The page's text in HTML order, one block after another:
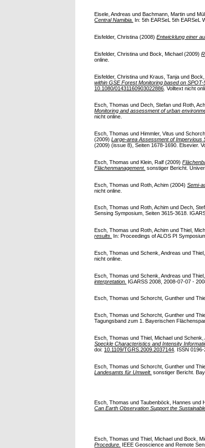
Eisele, Andreas und Bachmann, Martin und
Central Namibia.
In: 5th EARSeL 5th EARSeL
Eisfelder, Christina (2008)Entwicklung einer
Eisfelder, Christina undBock, Michael (2009)
online.
Eisfelder, Christina undKraus, Tanja und
within GSE Forest Monitoring based on SPOT-
10.1080/01431160903022886 . Volltext nicht
Esch, Thomas und Dech, Stefan und Roth,
Monitoring and assessment of urban
nicht online.
Esch, Thomas undHimmler, Vitus und
(2009)Large-area Assessment of Impervious
(2009) (issue 8), Seiten 1678-1690. Elsevier.
Esch, Thomas undKlein, Ralf (2009)
Flächenmanagement. sonstiger Bericht.
Esch, Thomas undRoth, Achim (2004)Semi-
nicht online.
Esch, Thomas und Roth, Achim und Dech,
Sensing Symposium, Seiten 3615-3618.
Esch, Thomas undRoth, Achim undThiel,
results. In: Proceedings of ALOS PI
Esch, Thomas undSchenk, Andreas und
nicht online.
Esch, Thomas undSchenk, Andreas und
interpretation. IGARSS 2008, 2008-07-07 -
Esch, Thomas undSchorcht, Gunther und
Esch, Thomas undSchorcht, Gunther und
Tagungsband zum 1. Bayerischen
Esch, Thomas undThiel, Michael undSchenk,
Speckle Characteristics and Intensity
doi: 10.1109/TGRS.2009.2037144 . ISSN
Esch, Thomas undSchorcht, Gunther und
Landesamts für Umwelt. sonstiger Bericht.
Esch, Thomas undTaubenböck, Hannes und
Can Earth Observation Support the
Esch, Thomas undThiel, Michael undBock,
Procedure. IEEE Geoscience and Remote